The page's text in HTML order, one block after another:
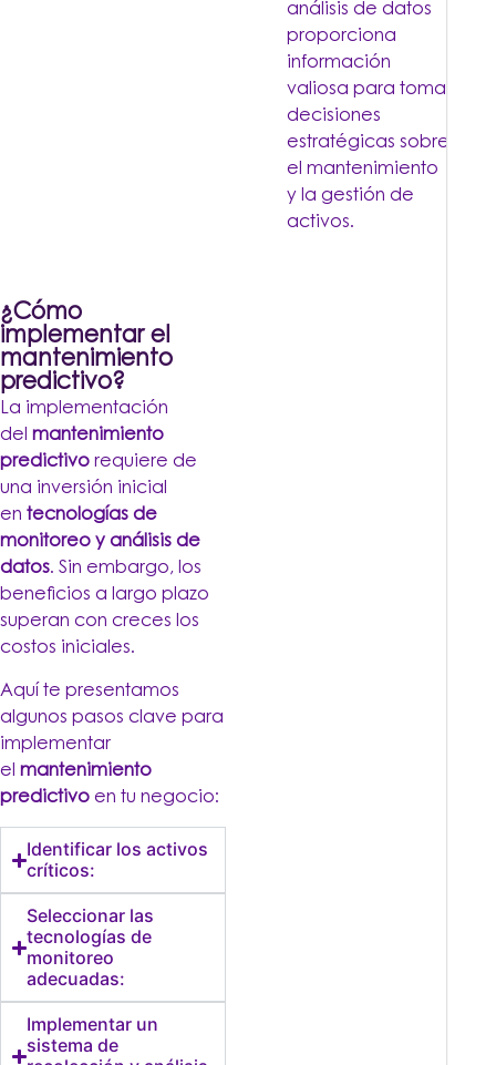
análisis de datos
proporciona
información
valiosa para tomar
decisiones
estratégicas sobre
el mantenimiento
y la gestión de
activos.
¿Cómo
implementar el
mantenimiento
predictivo?
La implementación
del mantenimiento
predictivo requiere de
una inversión inicial
en tecnologías de
monitoreo y análisis de
datos. Sin embargo, los
beneficios a largo plazo
superan con creces los
costos iniciales.
Aquí te presentamos
algunos pasos clave para
implementar
el mantenimiento
predictivo en tu negocio:
Identificar los activos
críticos:
Seleccionar las
tecnologías de
monitoreo
adecuadas:
Implementar un
sistema de